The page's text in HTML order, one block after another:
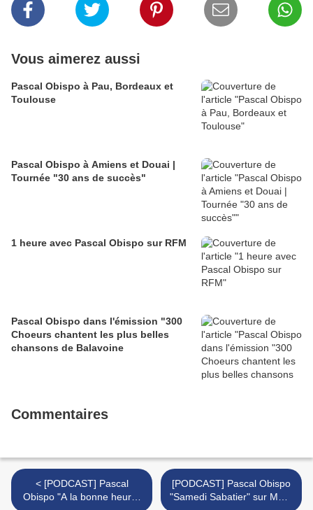
Vous aimerez aussi
Pascal Obispo à Pau, Bordeaux et
Toulouse
Pascal Obispo à Amiens et Douai |
Tournée "30 ans de succès"
1 heure avec Pascal Obispo sur RFM
Pascal Obispo dans l'émission "300
Choeurs chantent les plus belles
chansons de Balavoine
Commentaires
< [PODCAST] Pascal
Obispo "A la bonne heure"
[PODCAST] Pascal Obispo
"Samedi Sabatier" sur MFM